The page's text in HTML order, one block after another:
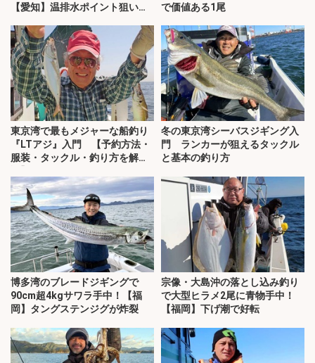
【愛知】温排水ポイント狙い撃
で価値ある1尾
東京湾で最もメジャーな船釣り
『LTアジ』入門 【予約方法・
服装・タックル・釣り方を解
冬の東京湾シーバスジギング入
門 ランカーが狙えるタックル
と基本の釣り方
博多湾のブレードジギングで
90cm超4kgサワラ手中！【福
岡】タングステンジグが炸裂
宗像・大島沖の落とし込み釣り
で大型ヒラメ2尾に青物手中！
【福岡】下げ潮で好転